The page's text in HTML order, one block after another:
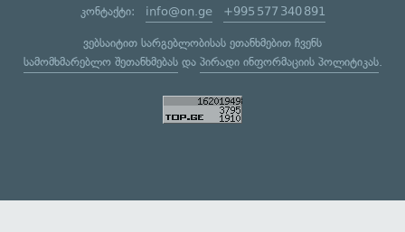
კონტაქტი: info@on.ge +995 577 340 891
ვებსაიტით სარგებლობისას ეთანხმებით ჩვენს
სამომხმარებლო შეთანხმებასდა პირადი ინფორმაციის პოლიტიკას.